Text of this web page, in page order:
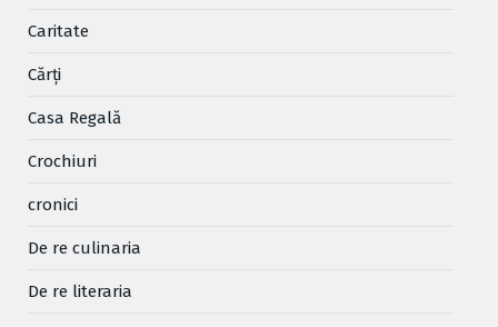
Caritate
Cărţi
Casa Regală
Crochiuri
cronici
De re culinaria
De re literaria